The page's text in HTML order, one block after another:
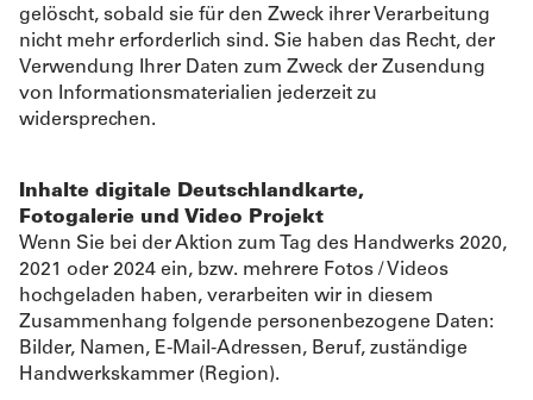
gelöscht, sobald sie für den Zweck ihrer Verarbeitung
nicht mehr erforderlich sind. Sie haben das Recht, der
Verwendung Ihrer Daten zum Zweck der Zusendung
von Informationsmaterialien jederzeit zu
widersprechen.
Inhalte digitale Deutschlandkarte,
Fotogalerie und Video Projekt
Wenn Sie bei der Aktion zum Tag des Handwerks 2020,
2021 oder 2024 ein, bzw. mehrere Fotos / Videos
hochgeladen haben, verarbeiten wir in diesem
Zusammenhang folgende personenbezogene Daten:
Bilder, Namen, E-Mail-Adressen, Beruf, zuständige
Handwerkskammer (Region).